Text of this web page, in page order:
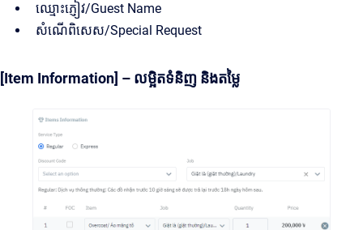
ឈ្មោះភ្ញៀវ/Guest Name
សំណើពិសេស/Special Request
[Item Information] – លម្អិតទំនិញ និងតម្លៃ